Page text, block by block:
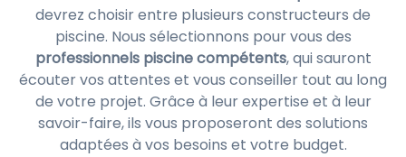
devrez choisir entre plusieurs constructeurs de
piscine. Nous sélectionnons pour vous des
professionnels piscine compétents, qui sauront
écouter vos attentes et vous conseiller tout au long
de votre projet. Grâce à leur expertise et à leur
savoir-faire, ils vous proposeront des solutions
adaptées à vos besoins et votre budget.